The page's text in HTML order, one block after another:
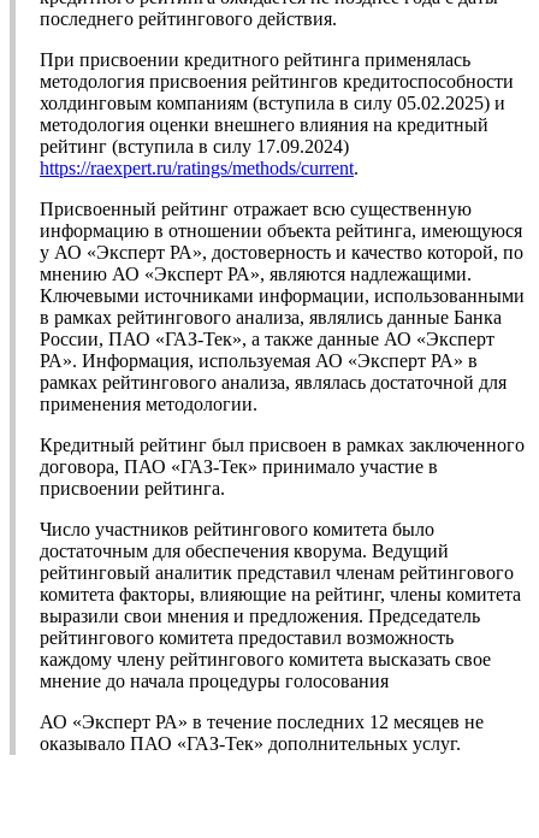
последнего рейтингового действия.
При присвоении кредитного рейтинга применялась
методология присвоения рейтингов кредитоспособности
холдинговым компаниям (вступила в силу 05.02.2025) и
методология оценки внешнего влияния на кредитный
рейтинг (вступила в силу 17.09.2024)
https://raexpert.ru/ratings/methods/current.
Присвоенный рейтинг отражает всю существенную
информацию в отношении объекта рейтинга, имеющуюся
у АО «Эксперт РА», достоверность и качество которой, по
мнению АО «Эксперт РА», являются надлежащими.
Ключевыми источниками информации, использованными
в рамках рейтингового анализа, являлись данные Банка
России, ПАО «ГАЗ-Тек», а также данные АО «Эксперт
РА». Информация, используемая АО «Эксперт РА» в
рамках рейтингового анализа, являлась достаточной для
применения методологии.
Кредитный рейтинг был присвоен в рамках заключенного
договора, ПАО «ГАЗ-Тек» принимало участие в
присвоении рейтинга.
Число участников рейтингового комитета было
достаточным для обеспечения кворума. Ведущий
рейтинговый аналитик представил членам рейтингового
комитета факторы, влияющие на рейтинг, члены комитета
выразили свои мнения и предложения. Председатель
рейтингового комитета предоставил возможность
каждому члену рейтингового комитета высказать свое
мнение до начала процедуры голосования
АО «Эксперт РА» в течение последних 12 месяцев не
оказывало ПАО «ГАЗ-Тек» дополнительных услуг.